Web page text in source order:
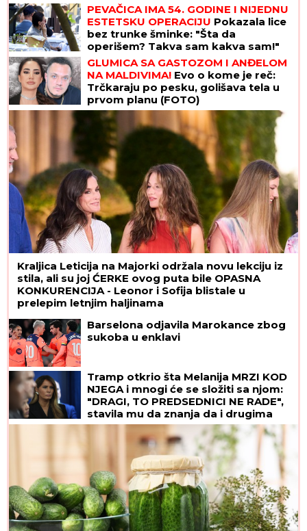
PEVAČICA IMA 54. GODINE I NIJEDNU
ESTETSKU OPERACIJU Pokazala lice
bez trunke šminke: "Šta da
operišem? Takva sam kakva sam!"
GLUMICA SA GASTOZOM I ANĐELOM
NA MALDIVIMA! Evo o kome je reč:
Trčkaraju po pesku, golišava tela u
prvom planu (FOTO)
Kraljica Leticija na Majorki održala novu lekciju iz
stila, ali su joj ĆERKE ovog puta bile OPASNA
KONKURENCIJA - Leonor i Sofija blistale u
prelepim letnjim haljinama
Barselona odjavila Marokance zbog
sukoba u enklavi
Tramp otkrio šta Melanija MRZI KOD
NJEGA i mnogi će se složiti sa njom:
"DRAGI, TO PREDSEDNICI NE RADE",
stavila mu da znanja da i drugima
smeta, ali se pretvaraju - iz
pristojnosti